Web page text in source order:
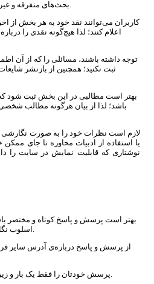
کاربران می‌توانند نقد خود به هر بخش از
اعلام کنند؛ لذا هیچ‌گونه نقدی را
توجه داشته باشند، مسائلی را که از آن
ثبت نکنید؛ همچنین از بازنشر
بهتر است مطالبی در این بخش ثبت شود که
باشد؛ لذا از بیان هرگونه مطالب
لازم است نظرات خود را به صورت نگارشی
یا استفاده از ادبیات محاوره تا جای ممکن
نوشتاری که قابلیت نمایش در سایت را
اسلوب نگارش هم در آن رعایت شده باشد.
- پرسش خودتان را فقط یک بار و زیر محصول موردنظرتان بنویسید.